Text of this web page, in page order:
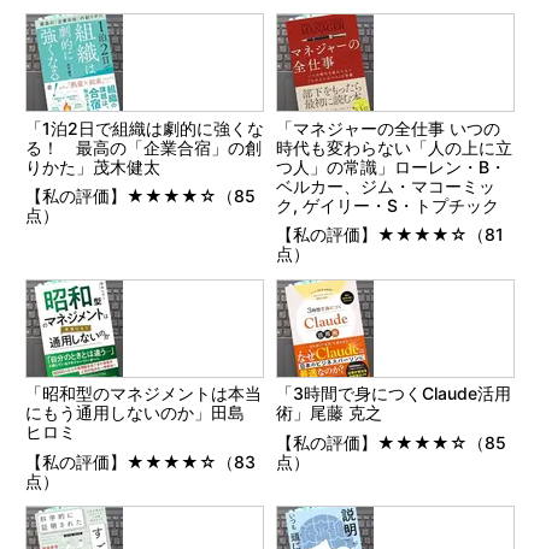
「1泊2日で組織は劇的に強くな
る！ 最高の「企業合宿」の創
りかた」茂木健太
【私の評価】★★★★☆（85
点）
「マネジャーの全仕事 いつの
時代も変わらない「人の上に立
つ人」の常識」ローレン・B・
ベルカー、ジム・マコーミッ
ク, ゲイリー・S・トプチック
【私の評価】★★★★☆（81
点）
「昭和型のマネジメントは本当
にもう通用しないのか」田島
ヒロミ
【私の評価】★★★★☆（83
点）
「3時間で身につくClaude活用
術」尾藤 克之
【私の評価】★★★★☆（85
点）